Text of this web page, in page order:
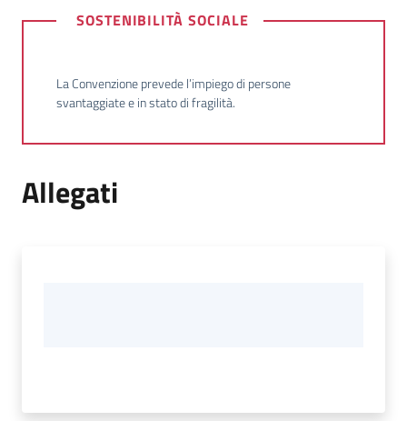
SOSTENIBILITÀ SOCIALE
La Convenzione prevede l’impiego di persone
svantaggiate e in stato di fragilità.
Allegati